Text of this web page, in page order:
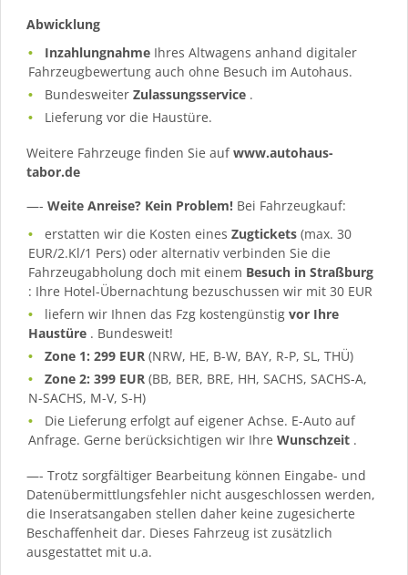
Abwicklung
Inzahlungnahme Ihres Altwagens anhand digitaler
Fahrzeugbewertung auch ohne Besuch im Autohaus.
BundesweiterZulassungsservice .
Lieferung vor die Haustüre.
Weitere Fahrzeuge finden Sie aufwww.autohaus-
tabor.de
—- Weite Anreise? Kein Problem! Bei Fahrzeugkauf:
erstatten wir die Kosten einesZugtickets(max. 30
EUR/2.Kl/1 Pers) oder alternativ verbinden Sie die
Fahrzeugabholung doch mit einem Besuch in Straßburg
: Ihre Hotel-Übernachtung bezuschussen wir mit 30 EUR
liefern wir Ihnen das Fzg kostengünstigvor Ihre
Haustüre . Bundesweit!
Zone 1: 299 EUR (NRW, HE, B-W, BAY, R-P, SL, THÜ)
Zone 2: 399 EUR (BB, BER, BRE, HH, SACHS, SACHS-A,
N-SACHS, M-V, S-H)
Die Lieferung erfolgt auf eigener Achse. E-Auto auf
Anfrage. Gerne berücksichtigen wir Ihre Wunschzeit .
—- Trotz sorgfältiger Bearbeitung können Eingabe- und
Datenübermittlungsfehler nicht ausgeschlossen werden,
die Inseratsangaben stellen daher keine zugesicherte
Beschaffenheit dar. Dieses Fahrzeug ist zusätzlich
ausgestattet mit u.a.